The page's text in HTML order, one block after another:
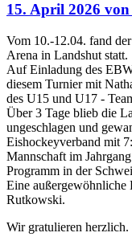
15. April 2026
Vom 10.-12.04. fand
Arena in Landshut statt.
Auf Einladung des
diesem Turnier mit
des U15 und U17 -
Über 3 Tage blieb die
ungeschlagen und
Eishockeyverband mit
Mannschaft im
Programm in der
Eine außergewöhnliche
Rutkowski.
Wir gratulieren herzlich.